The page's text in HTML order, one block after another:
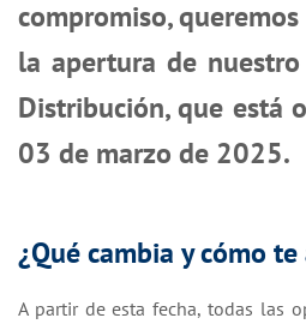
compromiso,
la apertura de
Distribución, que está
03 de marzo de 2025.
¿Qué cambia y cómo
A partir de esta fecha, todas las